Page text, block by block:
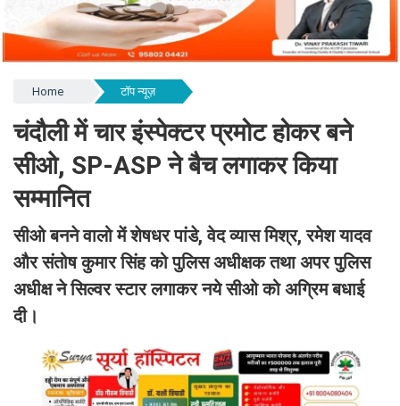
Home टॉप न्यूज़
चंदौली में चार इंस्पेक्टर प्रमोट होकर बने
सीओ, SP-ASP ने बैच लगाकर किया
सम्मानित
सीओ बनने वालो में शेषधर पांडे, वेद व्यास मिश्र, रमेश यादव
और संतोष कुमार सिंह को पुलिस अधीक्षक तथा अपर पुलिस
अधीक्ष ने सिल्वर स्टार लगाकर नये सीओ को अग्रिम बधाई
दी।